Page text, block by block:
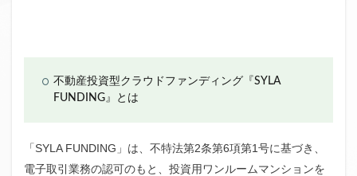
不動産投資型クラウドファンディング『SYLA
FUNDING』とは
「SYLA FUNDING」は、不特法第2条第6項第1号に基づき、
電子取引業務の認可のもと、投資用ワンルームマンションを